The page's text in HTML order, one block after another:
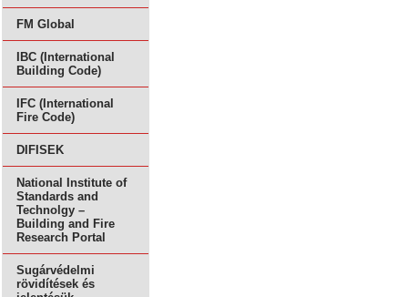
FM Global
IBC (International
Building Code)
IFC (International
Fire Code)
DIFISEK
National Institute of
Standards and
Technolgy –
Building and Fire
Research Portal
Sugárvédelmi
rövidítések és